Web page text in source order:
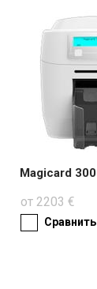
КОНТАКТЫ
Magicard 300
от 2203 €
Сравнить